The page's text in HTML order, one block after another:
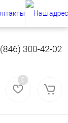
300-42-02
0